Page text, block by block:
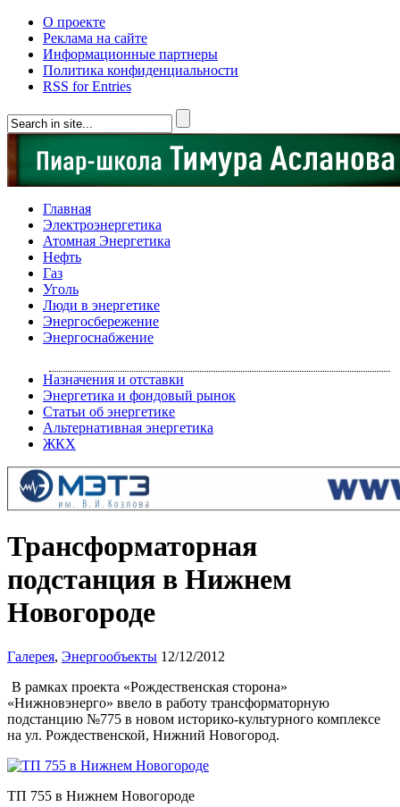
О проекте
Реклама на сайте
Информационные партнеры
Политика конфиденциальности
RSS for Entries
Главная
Электроэнергетика
Атомная Энергетика
Нефть
Газ
Уголь
Люди в энергетике
Энергосбережение
Энергоснабжение
Назначения и отставки
Энергетика и фондовый рынок
Статьи об энергетике
Альтернативная энергетика
ЖКХ
Трансформаторная
подстанция в Нижнем
Новогороде
Галерея, Энергообъекты 12/12/2012
В рамках проекта «Рождественская сторона»
«Нижновэнерго» ввело в работу трансформаторную
подстанцию №775 в новом историко-культурного комплексе
на ул. Рождественской, Нижний Новогород.
ТП 755 в Нижнем Новогороде